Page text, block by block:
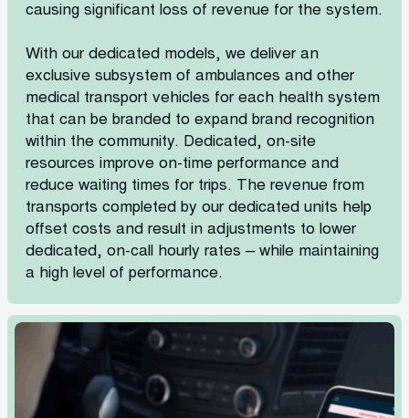
causing significant loss of revenue for the system.
With our dedicated models, we deliver an
exclusive subsystem of ambulances and other
medical transport vehicles for each health system
that can be branded to expand brand recognition
within the community. Dedicated, on-site
resources improve on-time performance and
reduce waiting times for trips. The revenue from
transports completed by our dedicated units help
offset costs and result in adjustments to lower
dedicated, on-call hourly rates – while maintaining
a high level of performance.